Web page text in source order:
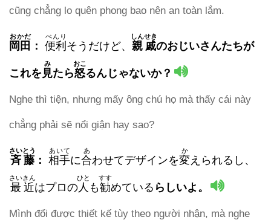
cũng chẳng lo quên phong bao nên an toàn lắm.
岡田
おかだ
： 便利
べんり
そうだけど、 親戚
しんせき
のおじいさんたちが
これを 見
み
たら怒
おこ
るんじゃないか？
Nghe thì tiện, nhưng mấy ông chú họ mà thấy cái này
chẳng phải sẽ nổi giận hay sao?
斉藤
さいとう
： 相手
あいて
に合
あ
わせてデザインを変
か
えられるし、
最近
さいきん
はプロの人
ひと
も勧
すす
めている らしいよ。
Mình đổi được thiết kế tùy theo người nhận, mà nghe